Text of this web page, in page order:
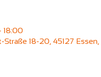
18:00
Straße 18-20, 45127